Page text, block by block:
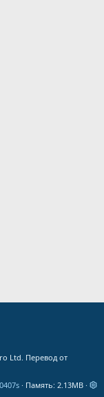
Ltd. Перевод от
Память 2.13MB